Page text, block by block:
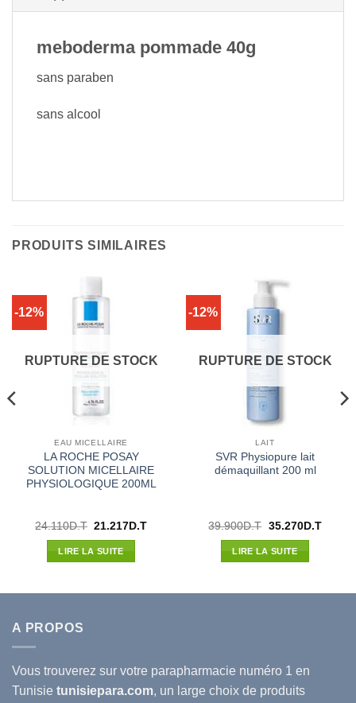
meboderma pommade 40g
sans paraben
sans alcool
PRODUITS SIMILAIRES
-12%
RUPTURE DE STOCK
EAU MICELLAIRE
LA ROCHE POSAY
SOLUTION MICELLAIRE
PHYSIOLOGIQUE 200ML
24.110D.T Le
initial
était :
21.217 D.TLe
LIRE LA SUITE
-12%
RUPTURE DE STOCK
LAIT
SVR Physiopure lait
démaquillant 200 ml
39.900D.T Le
initial
était :
35.270D.TLe
LIRE LA SUITE
A PROPOS
Vous trouverez sur votre parapharmacie numéro 1 en
Tunisie tunisiepara.com, un large choix de produits